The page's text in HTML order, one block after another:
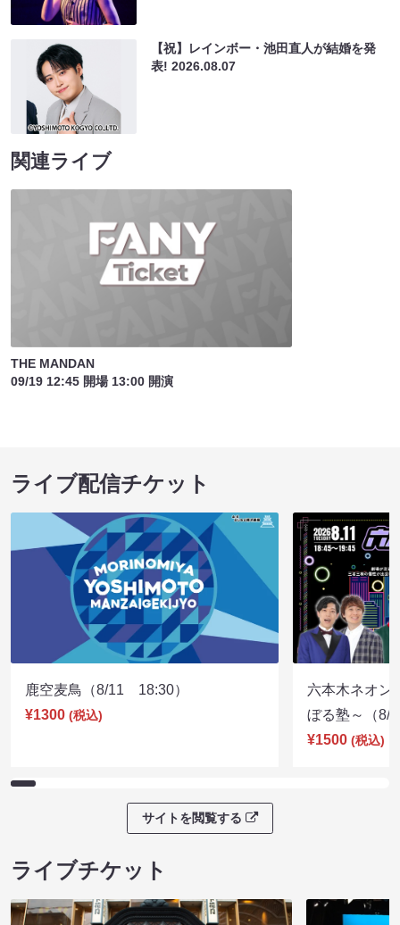
【祝】レインボー・池田直人が結婚を発
表!2026.08.07
関連ライブ
THE MANDAN
09/19 12:45 開場 13:00 開演
ライブ配信チケット
鹿空麦鳥（8/11 18:30）
¥1300 (税込)
六本木ネオン
ぼる塾～（
¥1500 (税込)
サイトを閲覧する
ライブチケット